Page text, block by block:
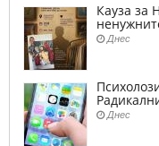
Кауза за
Днес
Днес